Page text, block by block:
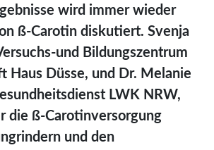
wird immer wieder
ß-Carotin diskutiert. Svenja
und Bildungszentrum
Haus Düsse, und Dr. Melanie
LWK NRW,
die ß-Carotinversorgung
und den